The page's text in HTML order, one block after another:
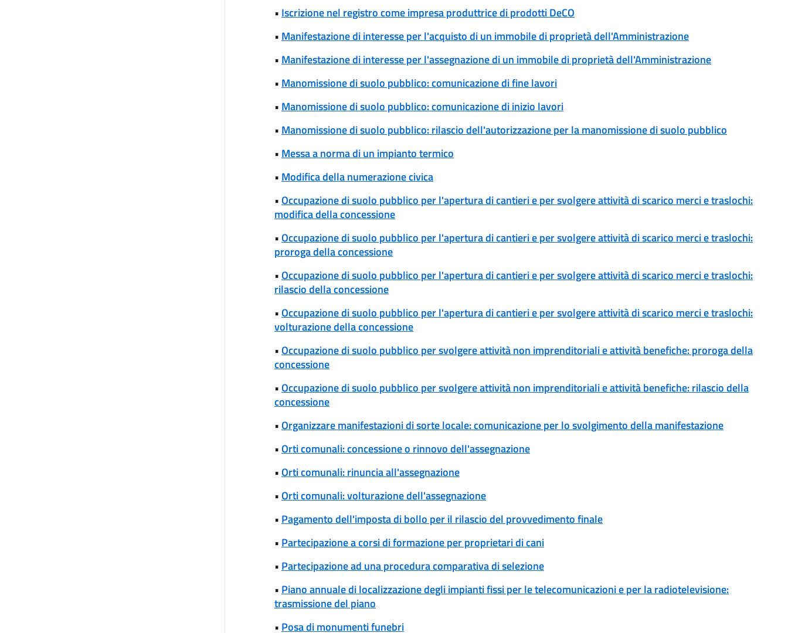
• Iscrizione nel registro come impresa produttrice di prodotti DeCO
• Manifestazione di interesse per l'acquisto di un immobile di proprietà dell'Amministrazione
• Manifestazione di interesse per l'assegnazione di un immobile di proprietà dell'Amministrazione
• Manomissione di suolo pubblico: comunicazione di fine lavori
• Manomissione di suolo pubblico: comunicazione di inizio lavori
• Manomissione di suolo pubblico: rilascio dell'autorizzazione per la manomissione di suolo pubblico
• Messa a norma di un impianto termico
• Modifica della numerazione civica
•Occupazione di suolo pubblico per l'apertura di cantieri e per svolgere attività di scarico merci e traslochi:
modifica della concessione
•Occupazione di suolo pubblico per l'apertura di cantieri e per svolgere attività di scarico merci e traslochi:
proroga della concessione
•Occupazione di suolo pubblico per l'apertura di cantieri e per svolgere attività di scarico merci e traslochi:
rilascio della concessione
•Occupazione di suolo pubblico per l'apertura di cantieri e per svolgere attività di scarico merci e traslochi:
volturazione della concessione
•Occupazione di suolo pubblico per svolgere attività non imprenditoriali e attività benefiche: proroga della
concessione
•Occupazione di suolo pubblico per svolgere attività non imprenditoriali e attività benefiche: rilascio della
concessione
•Organizzare manifestazioni di sorte locale: comunicazione per lo svolgimento della manifestazione
•Orti comunali: concessione o rinnovo dell'assegnazione
•Orti comunali: rinuncia all'assegnazione
•Orti comunali: volturazione dell'assegnazione
• Pagamento dell'imposta di bollo per il rilascio del provvedimento finale
• Partecipazione a corsi di formazione per proprietari di cani
• Partecipazione ad una procedura comparativa di selezione
• Piano annuale di localizzazione degli impianti fissi per le telecomunicazioni e per la radiotelevisione:
trasmissione del piano
• Posa di monumenti funebri